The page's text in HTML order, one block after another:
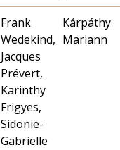
Frank
Wedekind,
Jacques
Prévert,
Karinthy
Frigyes,
Sidonie-
Gabrielle
Kárpáthy
Mariann